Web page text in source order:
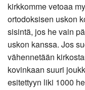
kirkkomme vetoaa
ortodoksisen uskon
sisintä, jos he vain
uskon kanssa. Jos
vähennetään
kovinkaan suuri
esitettyyn liki 1000